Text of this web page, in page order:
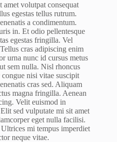
amet volutpat consequat
egestas tellus rutrum.
a condimentum.
in. Et odio pellentesque
egestas fringilla. Vel
cras adipiscing enim
urna nunc id cursus metus
sem nulla. Nisl rhoncus
nisi vitae suscipit
cras sed. Aliquam
magna fringilla. Aenean
Velit euismod in
sed vulputate mi sit amet
eget nulla facilisi.
mi tempus imperdiet
neque vitae.